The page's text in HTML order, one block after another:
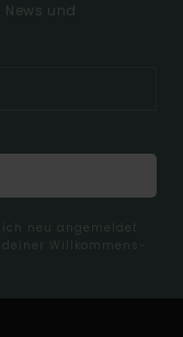
und
neu angemeldet
Willkommens-